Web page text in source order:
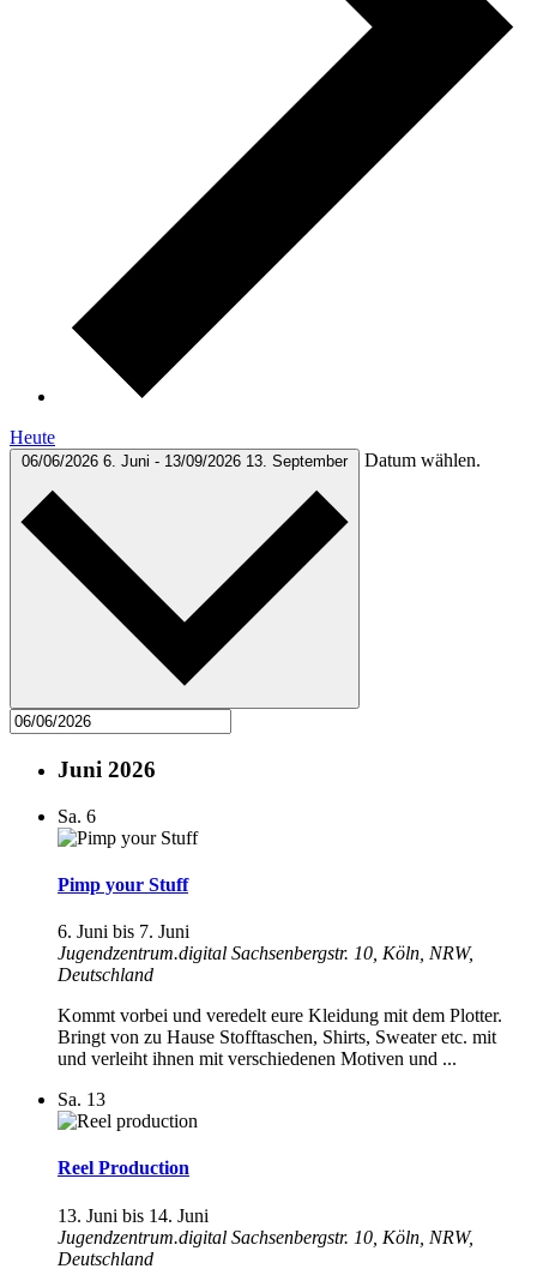
Heute
06/06/2026 6. Juni - 13/09/2026 13. September Datum wählen.
Juni 2026
Sa. 6
Pimp your Stuff
6. Juni bis 7. Juni
Jugendzentrum.digital Sachsenbergstr. 10, Köln, NRW,
Deutschland
Kommt vorbei und veredelt eure Kleidung mit dem Plotter.
Bringt von zu Hause Stofftaschen, Shirts, Sweater etc. mit
und verleiht ihnen mit verschiedenen Motiven und ...
Sa. 13
Reel Production
13. Juni bis 14. Juni
Jugendzentrum.digital Sachsenbergstr. 10, Köln, NRW,
Deutschland